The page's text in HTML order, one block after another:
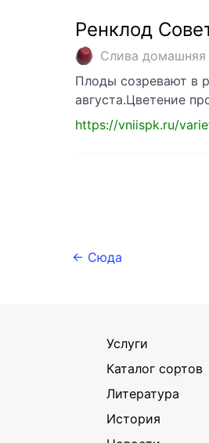
Ренклод
Слива домашняя
Плоды созревают в
августа.Цветение
https://vniispk.ru/
← Сюда
Услуги
Каталог сортов
Литература
История